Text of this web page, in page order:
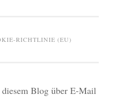
RICHTLINIE (EU)
Blog über E-Mail